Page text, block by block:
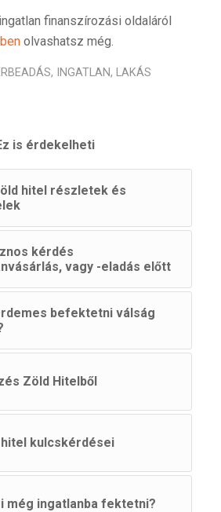
finanszírozási oldaláról
olvashatsz még.
, INGATLAN, LAKÁS
is érdekelheti
hitel részletek és
kérdés
vagy -eladás előtt
befektetni válság
Zöld Hitelből
kulcskérdései
még ingatlanba fektetni?